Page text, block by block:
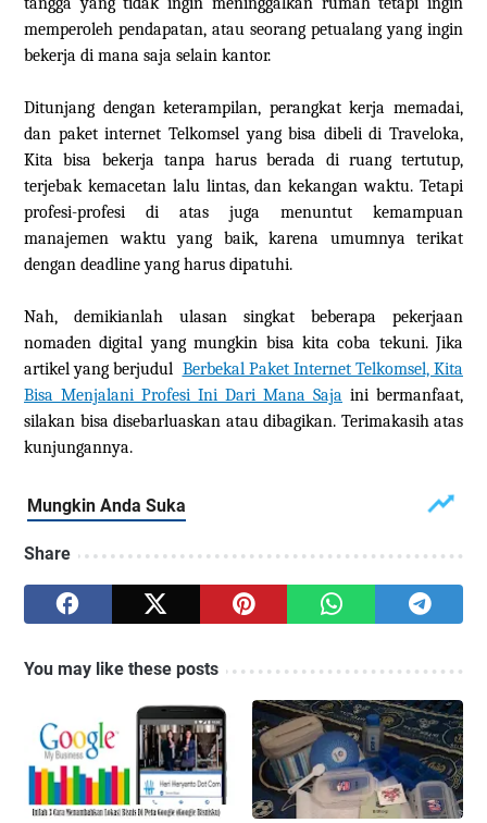
memperoleh pendapatan, atau seorang petualang yang ingin
bekerja di mana saja selain kantor.
Ditunjang dengan keterampilan, perangkat kerja memadai,
dan paket internet Telkomsel yang bisa dibeli di Traveloka,
Kita bisa bekerja tanpa harus berada di ruang tertutup,
terjebak kemacetan lalu lintas, dan kekangan waktu. Tetapi
profesi-profesi di atas juga menuntut kemampuan
manajemen waktu yang baik, karena umumnya terikat
dengan deadline yang harus dipatuhi.
Nah, demikianlah
ulasan singkat beberapa pekerjaan
nomaden digital yang mungkin bisa kita coba tekuni. Jika
artikel yang berjudul Berbekal Paket Internet Telkomsel, Kita
Bisa Menjalani Profesi Ini Dari Mana Saja ini bermanfaat,
silakan bisa disebarluaskan atau dibagikan. Terimakasih atas
kunjungannya.
Share
You may like these posts